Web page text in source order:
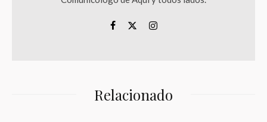
Relacionado